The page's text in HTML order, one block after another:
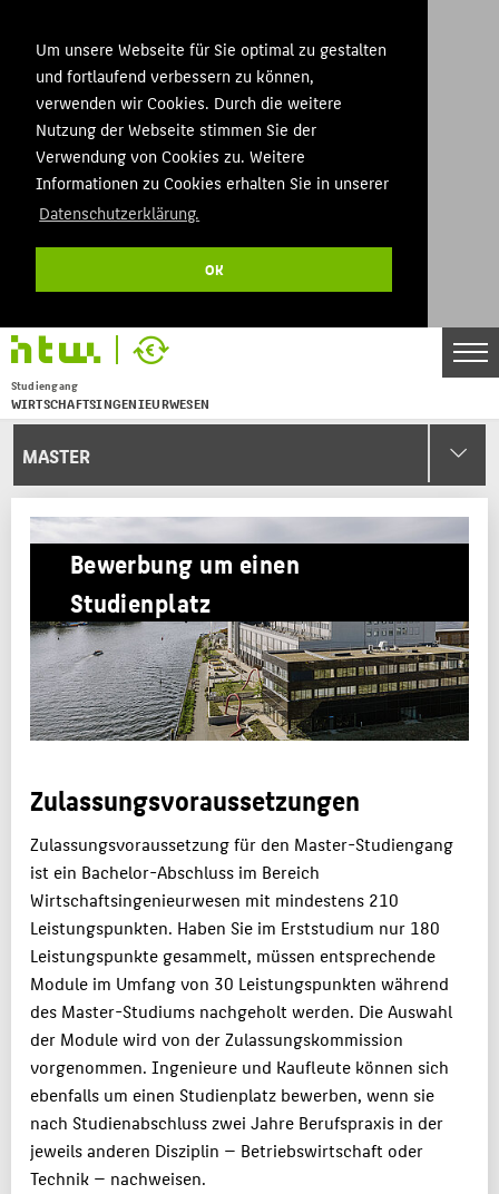
Um unsere Webseite für Sie optimal zu gestalten
und fortlaufend verbessern zu können,
verwenden wir Cookies. Durch die weitere
Nutzung der Webseite stimmen Sie der
Verwendung von Cookies zu. Weitere
Informationen zu Cookies erhalten Sie in unserer
Datenschutzerklärung.
OK
Studiengang
WIRTSCHAFTSINGENIEURWESEN
Menu
MASTER
Bewerbung um einen
Studienplatz
Zulassungsvoraussetzungen
Zulassungsvoraussetzung für den Master-Studiengang
ist ein Bachelor-Abschluss im Bereich
Wirtschaftsingenieurwesen mit mindestens 210
Leistungspunkten. Haben Sie im Erststudium nur 180
Leistungspunkte gesammelt, müssen entsprechende
Module im Umfang von 30 Leistungspunkten während
des Master-Studiums nachgeholt werden. Die Auswahl
der Module wird von der Zulassungskommission
vorgenommen. Ingenieure und Kaufleute können sich
ebenfalls um einen Studienplatz bewerben, wenn sie
nach Studienabschluss zwei Jahre Berufspraxis in der
jeweils anderen Disziplin — Betriebswirtschaft oder
Technik — nachweisen.
BACHELOR
MASTER
LABORE
KARRIERE
ALUMNI
KONTAKTE
DIGITALE DIENSTE